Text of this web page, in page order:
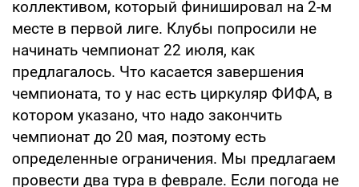
коллективом, который финишировал на 2-м
месте в первой лиге. Клубы попросили не
начинать чемпионат 22 июля, как
предлагалось. Что касается завершения
чемпионата, то у нас есть циркуляр ФИФА, в
котором указано, что надо закончить
чемпионат до 20 мая, поэтому есть
определенные ограничения. Мы предлагаем
провести два тура в феврале. Если погода не